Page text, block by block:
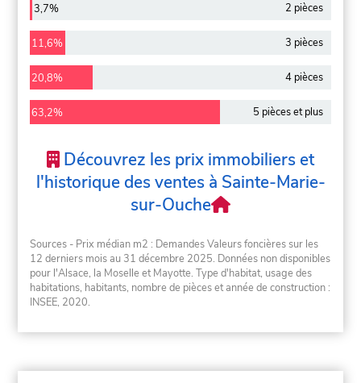
3,7% 2 pièces
11,6% 3 pièces
20,8% 4 pièces
63,2% 5 pièces et plus
Découvrez les prix immobiliers et
l'historique des ventes à Sainte-Marie-
sur-Ouche
Sources - Prix médian m2 : Demandes Valeurs foncières sur les
12 derniers mois au 31 décembre 2025. Données non disponibles
pour l'Alsace, la Moselle et Mayotte. Type d'habitat, usage des
habitations, habitants, nombre de pièces et année de construction :
INSEE, 2020.